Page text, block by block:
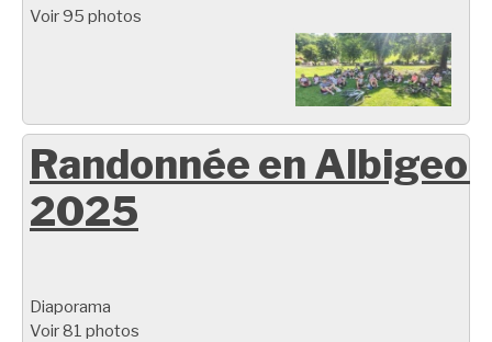
Voir 95 photos
Randonnée en
2025
Diaporama
Voir 81 photos